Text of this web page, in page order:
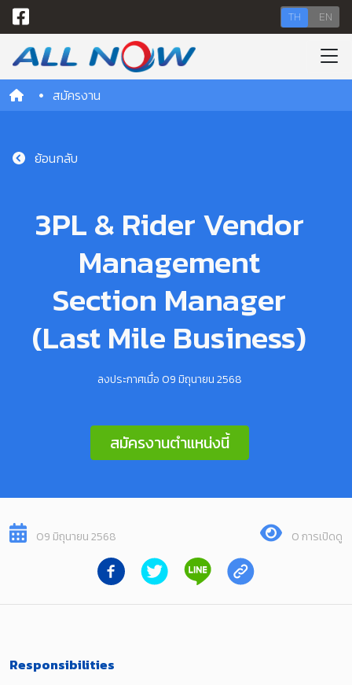
TH EN
สมัครงาน
ย้อนกลับ
3PL & Rider Vendor
Management
Section Manager
(Last Mile Business)
ลงประกาศเมื่อ 09 มิถุนายน 2568
สมัครงานตำแหน่งนี้
09 มิถุนายน 2568 0 การเปิดดู
Responsibilities